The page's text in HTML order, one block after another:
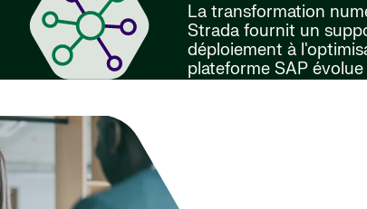
La transformation
Strada fournit un
déploiement à
plateforme SAP